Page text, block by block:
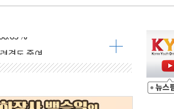
46.01% vs 鄭 44.53%
vs 鄭 44.40%
래 45.71% 송영길 6.92%